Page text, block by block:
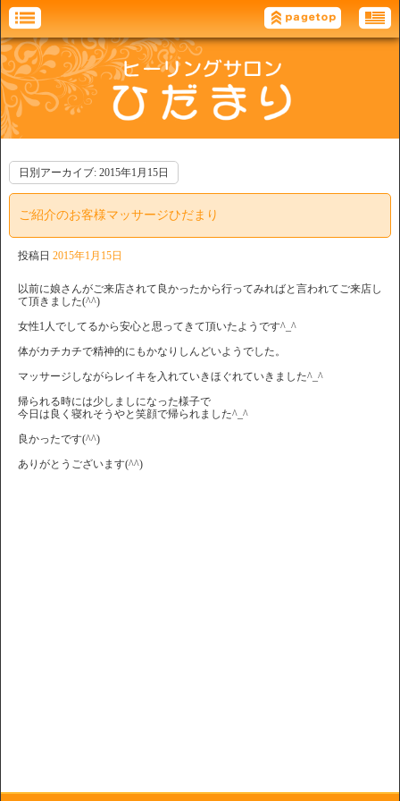
日別アーカイブ: 2015年1月15日
ご紹介のお客様マッサージひだまり
投稿日 2015年1月15日
以前に娘さんがご来店されて良かったから行ってみればと言われてご来店し
て頂きました(^^)
女性1人でしてるから安心と思ってきて頂いたようです^_^
体がカチカチで精神的にもかなりしんどいようでした。
マッサージしながらレイキを入れていきほぐれていきました^_^
帰られる時には少しましになった様子で
今日は良く寝れそうやと笑顔で帰られました^_^
良かったです(^^)
ありがとうございます(^^)